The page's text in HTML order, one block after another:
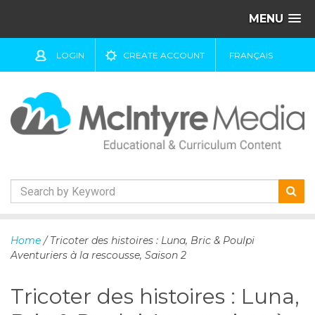
MENU
LOGIN CREATE ACCOUNT FRANÇAIS
k
o
Home / Tricoter des histoires : Luna, Bric & Poulpi
Aventuriers à la rescousse, Saison 2
Tricoter des histoires : Luna,